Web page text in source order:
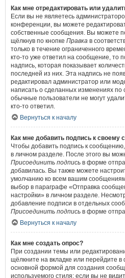
Как мне отредактировать или
Если вы не являетесь
конференции, вы можете
собственные сообщения. Вы можете
щёлкнув по кнопке Правка в
только в течение ограниченного
кто-то уже ответил на сообщение, то
надпись, которая показывает
последней из них. Эта надпись не
редактировал администратор или
написать о сделанных изменениях по
обычные пользователи не могут
кто-то ответил.
Вернуться к началу
Как мне добавить подпись к своему
Чтобы добавить подпись к
в личном разделе. После этого вы
Присоединить подпись в форме
добавилась. Вы также можете
умолчанию ко всем вашим
выбор в параграфе «Отправка
настройки» в личном разделе.
добавление подписи в отдельных
Присоединить подпись в форме
Вернуться к началу
Как мне создать опрос?
При создании темы или
щёлкните на вкладке или перейдите
основной формой для создания
используемого стиля; если вы не